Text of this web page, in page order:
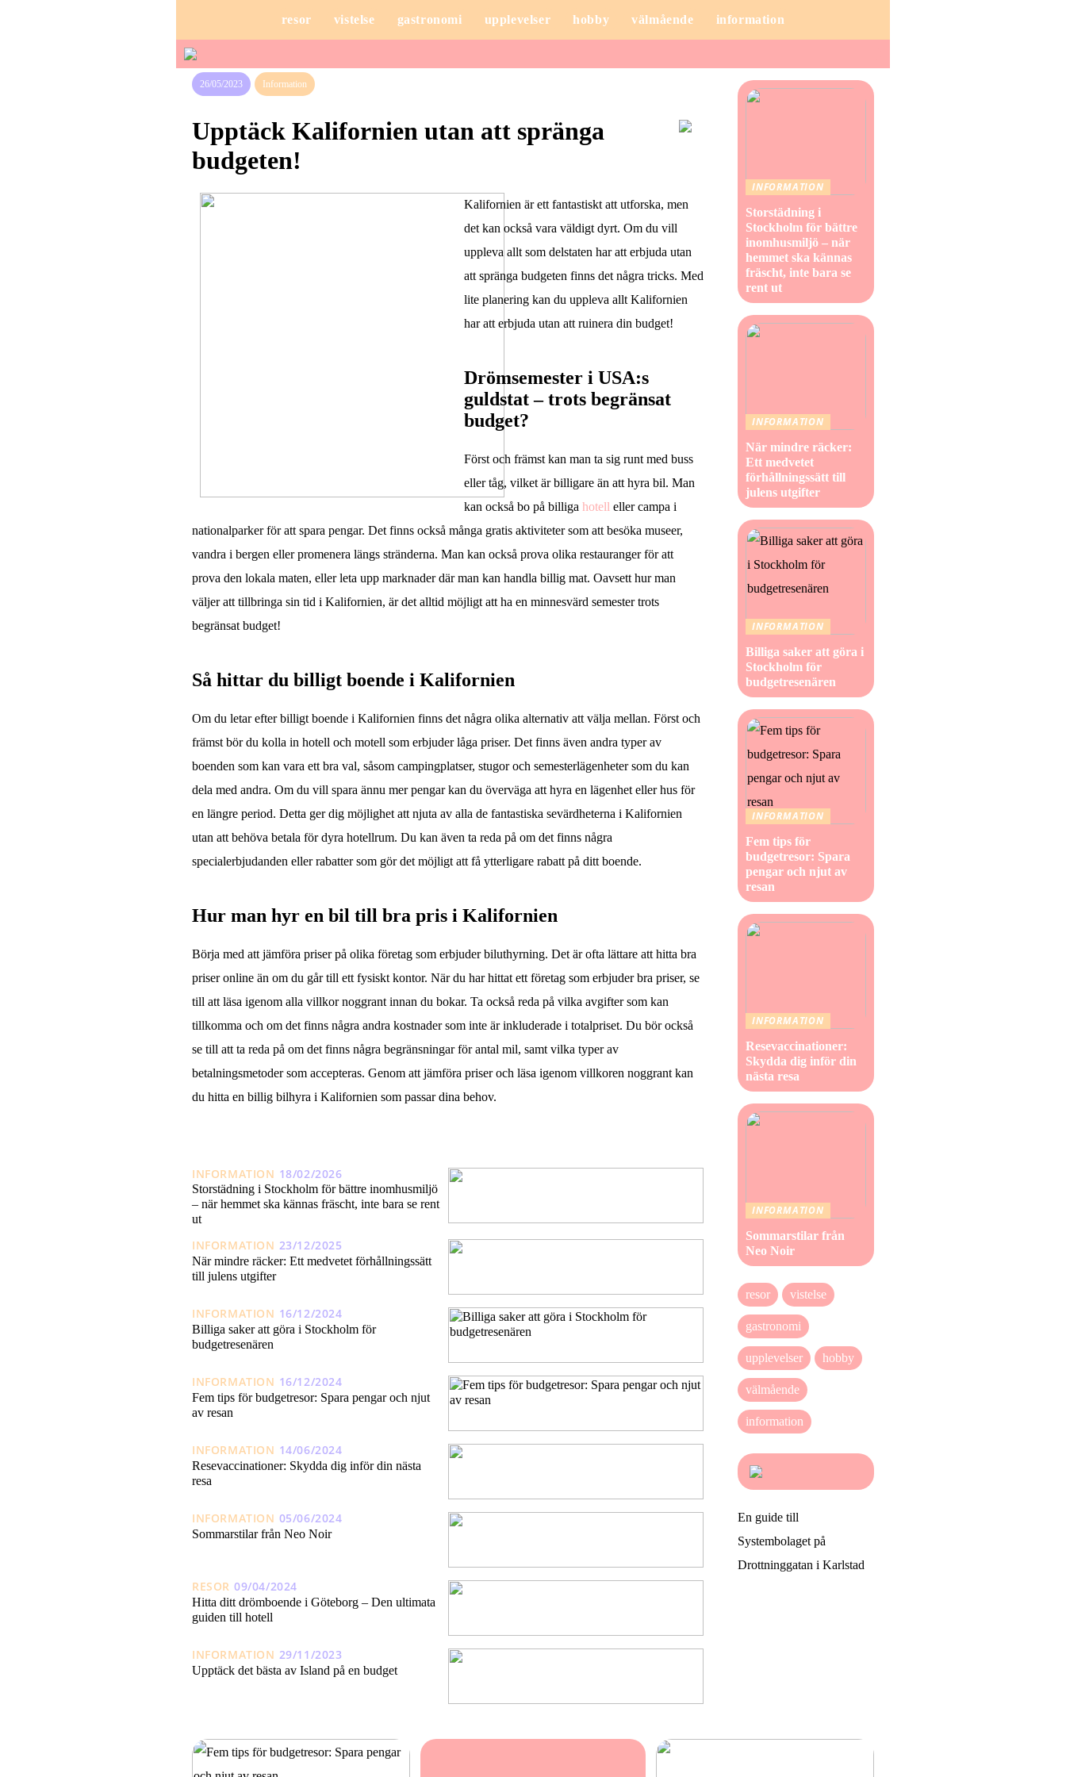
resor vistelse gastronomi upplevelser hobby välmående information
26/05/2023 Information
Upptäck Kalifornien utan att spränga
budgeten!
Kalifornien är ett fantastiskt att utforska, men
det kan också vara väldigt dyrt. Om du vill
uppleva allt som delstaten har att erbjuda utan
att spränga budgeten finns det några tricks. Med
lite planering kan du uppleva allt Kalifornien
har att erbjuda utan att ruinera din budget!
Drömsemester i USA:s
guldstat – trots begränsat
budget?
Först och främst kan man ta sig runt med buss
eller tåg, vilket är billigare än att hyra bil. Man
kan också bo på billiga hotell eller campa i
nationalparker för att spara pengar. Det finns också många gratis aktiviteter som att besöka museer,
vandra i bergen eller promenera längs stränderna. Man kan också prova olika restauranger för att
prova den lokala maten, eller leta upp marknader där man kan handla billig mat. Oavsett hur man
väljer att tillbringa sin tid i Kalifornien, är det alltid möjligt att ha en minnesvärd semester trots
begränsat budget!
Så hittar du billigt boende i Kalifornien
Om du letar efter billigt boende i Kalifornien finns det några olika alternativ att välja mellan. Först och
främst bör du kolla in hotell och motell som erbjuder låga priser. Det finns även andra typer av
boenden som kan vara ett bra val, såsom campingplatser, stugor och semesterlägenheter som du kan
dela med andra. Om du vill spara ännu mer pengar kan du överväga att hyra en lägenhet eller hus för
en längre period. Detta ger dig möjlighet att njuta av alla de fantastiska sevärdheterna i Kalifornien
utan att behöva betala för dyra hotellrum. Du kan även ta reda på om det finns några
specialerbjudanden eller rabatter som gör det möjligt att få ytterligare rabatt på ditt boende.
Hur man hyr en bil till bra pris i Kalifornien
Börja med att jämföra priser på olika företag som erbjuder biluthyrning. Det är ofta lättare att hitta bra
priser online än om du går till ett fysiskt kontor. När du har hittat ett företag som erbjuder bra priser, se
till att läsa igenom alla villkor noggrant innan du bokar. Ta också reda på vilka avgifter som kan
tillkomma och om det finns några andra kostnader som inte är inkluderade i totalpriset. Du bör också
se till att ta reda på om det finns några begränsningar för antal mil, samt vilka typer av
betalningsmetoder som accepteras. Genom att jämföra priser och läsa igenom villkoren noggrant kan
du hitta en billig bilhyra i Kalifornien som passar dina behov.
INFORMATION 18/02/2026
Storstädning i Stockholm för bättre inomhusmiljö
– när hemmet ska kännas fräscht, inte bara se rent
ut
INFORMATION 23/12/2025
När mindre räcker: Ett medvetet förhållningssätt
till julens utgifter
INFORMATION 16/12/2024
Billiga saker att göra i Stockholm för
budgetresenären
INFORMATION 16/12/2024
Fem tips för budgetresor: Spara pengar och njut
av resan
INFORMATION 14/06/2024
Resevaccinationer: Skydda dig inför din nästa
resa
INFORMATION 05/06/2024
Sommarstilar från Neo Noir
RESOR 09/04/2024
Hitta ditt drömboende i Göteborg – Den ultimata
guiden till hotell
INFORMATION 29/11/2023
Upptäck det bästa av Island på en budget
INFORMATION
Storstädning i
Stockholm för bättre
inomhusmiljö – när
hemmet ska kännas
fräscht, inte bara se
rent ut
INFORMATION
När mindre räcker:
Ett medvetet
förhållningssätt till
julens utgifter
INFORMATION
Billiga saker att göra i
Stockholm för
budgetresenären
INFORMATION
Fem tips för
budgetresor: Spara
pengar och njut av
resan
INFORMATION
Resevaccinationer:
Skydda dig inför din
nästa resa
INFORMATION
Sommarstilar från
Neo Noir
resor vistelse
gastronomi
upplevelser hobby
välmående
information
En guide till
Systembolaget på
Drottninggatan i Karlstad